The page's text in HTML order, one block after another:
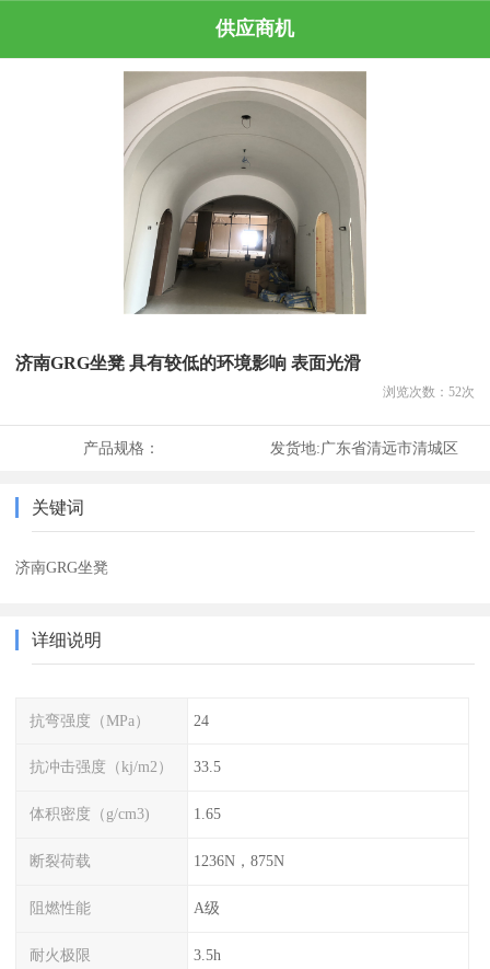
供应商机
济南GRG坐凳 具有较低的环境影响 表面光滑
浏览次数： 52次
产品规格： 发货地:广东省清远市清城区
关键词
济南GRG坐凳
详细说明
抗弯强度（MPa） 24
抗冲击强度（kj/m2） 33.5
体积密度（g/cm3) 1.65
断裂荷载 1236N，875N
阻燃性能 A级
耐火极限 3.5h